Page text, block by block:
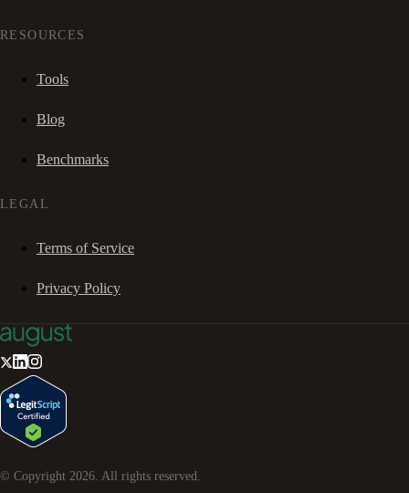
RESOURCES
Tools
Blog
Benchmarks
LEGAL
Terms of Service
Privacy Policy
© Copyright 2026. All rights reserved.